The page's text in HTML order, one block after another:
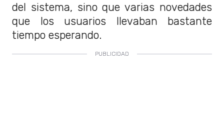
del sistema, sino que varias novedades
que los usuarios llevaban bastante
tiempo esperando.